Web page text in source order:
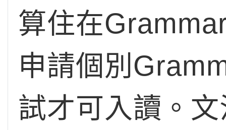
算住在
申請個別
試才可入讀。